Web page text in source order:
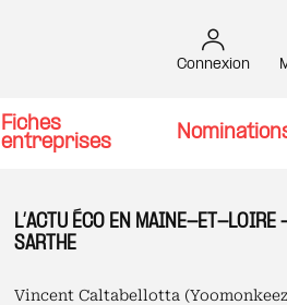
Connexion
Fiches
entreprises
L’ACTU ÉCO EN MAINE-ET-LOIRE
SARTHE
Vincent Caltabellotta